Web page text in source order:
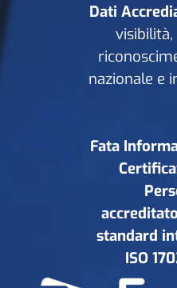
Dati
nazionale e
Fata
accreditato
standard
ISO